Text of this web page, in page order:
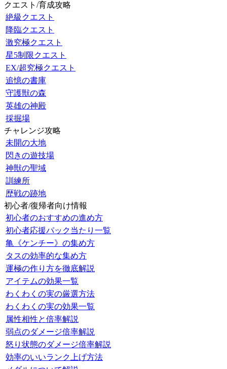
クエスト/育成攻略
絶級クエスト
降臨クエスト
激究極クエスト
星5制限クエスト
EX/超究極クエスト
追憶の書庫
守護獣の森
英雄の神殿
採掘場
チャレンジ攻略
未開の大地
閃きの遊技場
神獣の聖域
訓練所
歴戦の跡地
初心者/復帰者向け情報
初心者のおすすめの進め方
初心者応援パック当たり一覧
亀《ケンチー》の集め方
タスの効率的な集め方
運極の作り方を徹底解説
アイテムの効果一覧
わくわくの実の厳選方法
わくわくの実の効果一覧
属性相性と倍率解説
弱点のダメージ倍率解説
怒り状態のダメージ倍率解説
効率のいいランク上げ方法